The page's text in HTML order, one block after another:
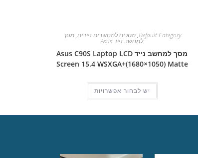
Default Category
,מסכים למחשבים ניידים,מסך
למחשב נייד Asus
מסך למחשב נייד Asus C90S Laptop LCD
Screen 15.4 WSXGA+(1680×1050) Matte
יש לבחור אפשרויות